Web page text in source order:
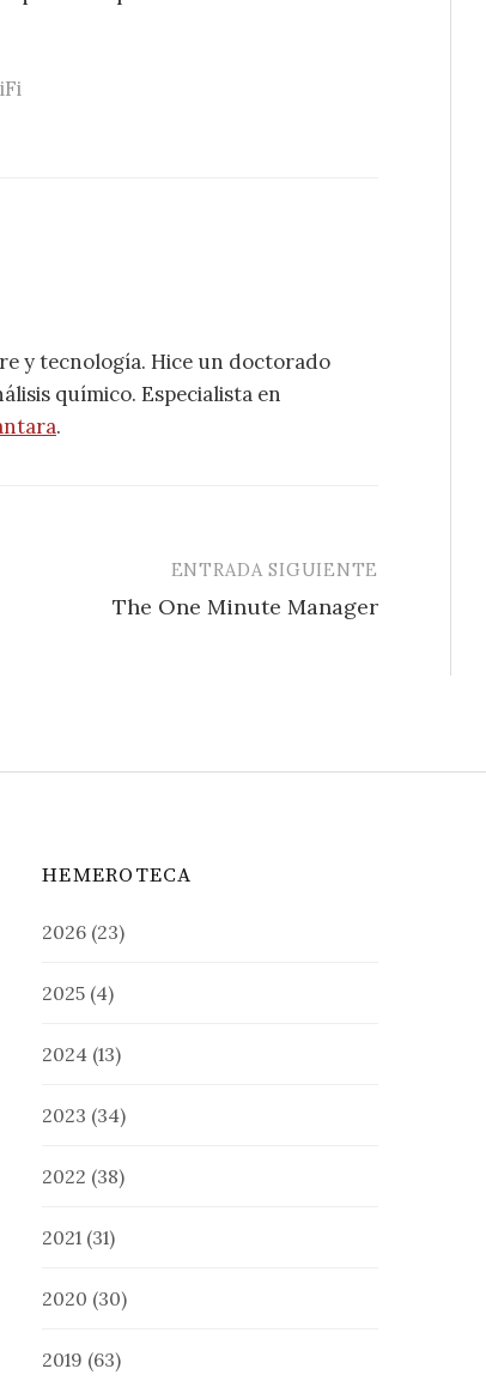
y tecnología. Hice un doctorado
químico. Especialista en
.
ENTRADA SIGUIENTE
The One Minute Manager
HEMEROTECA
2026 (23)
2025 (4)
2024 (13)
2023 (34)
2022 (38)
2021 (31)
2020 (30)
2019 (63)